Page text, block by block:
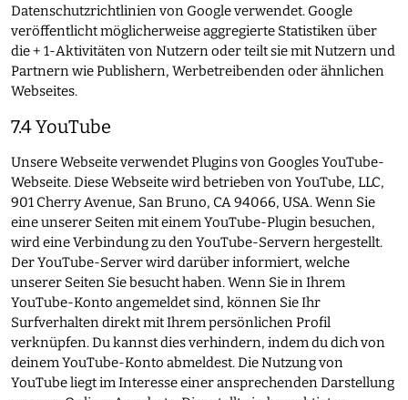
Datenschutzrichtlinien von Google verwendet. Google
veröffentlicht möglicherweise aggregierte Statistiken über
die + 1-Aktivitäten von Nutzern oder teilt sie mit Nutzern und
Partnern wie Publishern, Werbetreibenden oder ähnlichen
Webseites.
7.4 YouTube
Unsere Webseite verwendet Plugins von Googles YouTube-
Webseite. Diese Webseite wird betrieben von YouTube, LLC,
901 Cherry Avenue, San Bruno, CA 94066, USA. Wenn Sie
eine unserer Seiten mit einem YouTube-Plugin besuchen,
wird eine Verbindung zu den YouTube-Servern hergestellt.
Der YouTube-Server wird darüber informiert, welche
unserer Seiten Sie besucht haben. Wenn Sie in Ihrem
YouTube-Konto angemeldet sind, können Sie Ihr
Surfverhalten direkt mit Ihrem persönlichen Profil
verknüpfen. Du kannst dies verhindern, indem du dich von
deinem YouTube-Konto abmeldest. Die Nutzung von
YouTube liegt im Interesse einer ansprechenden Darstellung